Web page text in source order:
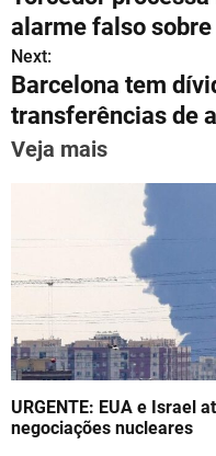
s
A
p
p
gr
a
m
e
b
o
o
o
s
t
n
i
a
t
i
alarme falso
Next:
Barcelona tem
transferências de
Veja mais
URGENTE: EUA e Israel
negociações nucleares